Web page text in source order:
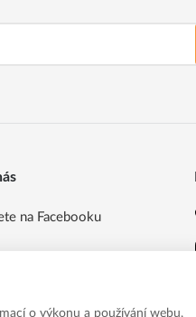
na Facebooku
o výkonu a používání webu,